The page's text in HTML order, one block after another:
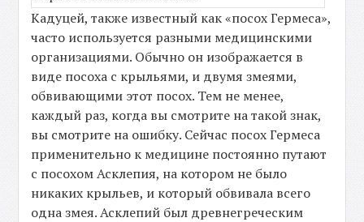
Кадуцей, также известный как «посох Гермеса»,
часто используется разными медицинскими
организациями. Обычно он изображается в
виде посоха с крыльями, и двумя змеями,
обвивающими этот посох. Тем не менее,
каждый раз, когда вы смотрите на такой знак,
вы смотрите на ошибку. Сейчас посох Гермеса
применительно к медицине постоянно путают
с посохом Асклепия, на котором не было
никаких крыльев, и который обвивала всего
одна змея. Асклепий был древнегреческим